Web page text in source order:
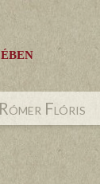
Rómer Flóris